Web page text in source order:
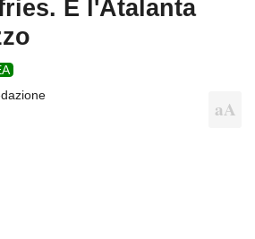
E l'Atalanta